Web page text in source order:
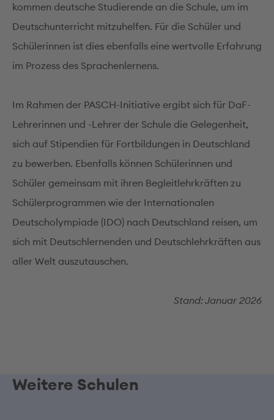
kommen deutsche Studierende an die Schule, um im
Deutschunterricht mitzuhelfen. Für die Schüler und
Schülerinnen ist dies ebenfalls eine wertvolle Erfahrung
im Prozess des Sprachenlernens.
Im Rahmen der PASCH-Initiative ergibt sich für DaF-
Lehrerinnen und -Lehrer der Schule die Gelegenheit,
sich auf Stipendien für Fortbildungen in Deutschland
zu bewerben. Ebenfalls können Schülerinnen und
Schüler gemeinsam mit ihren Begleitlehrkräften zu
Schülerprogrammen wie der Internationalen
Deutscholympiade (IDO) nach Deutschland reisen, um
sich mit Deutschlernenden und Deutschlehrkräften aus
aller Welt auszutauschen.
Stand: Januar 2026
Weitere Schulen